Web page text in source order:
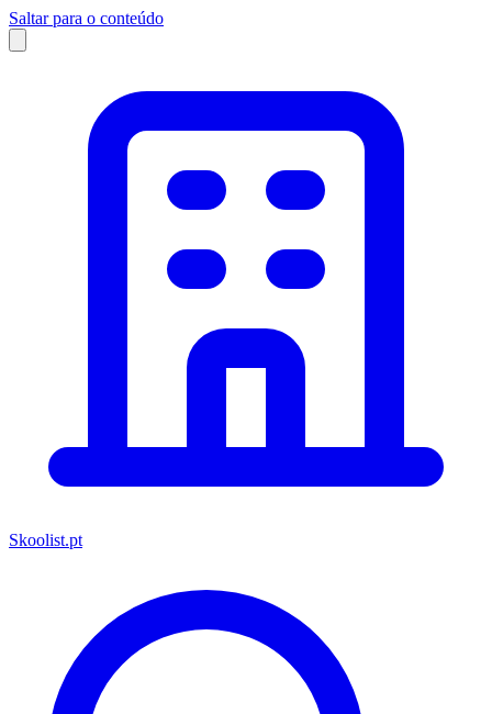
Saltar para o conteúdo
Skoolist.pt